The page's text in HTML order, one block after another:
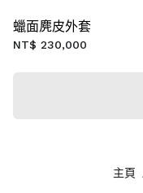
蠟面麂皮外套
NT$ 230,000
主頁